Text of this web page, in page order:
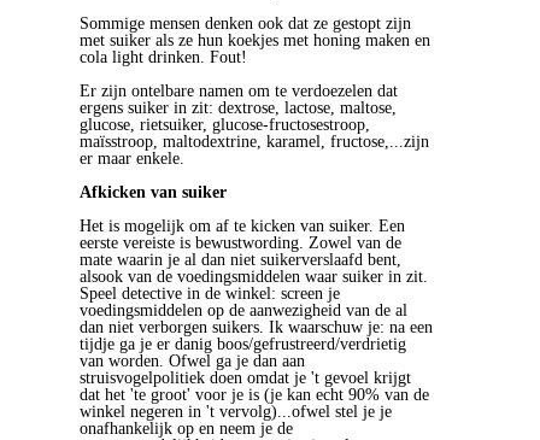
Sommige mensen denken ook dat ze gestopt zijn
met suiker als ze hun koekjes met honing maken en
cola light drinken. Fout!
Er zijn ontelbare namen om te verdoezelen dat
ergens suiker in zit: dextrose, lactose, maltose,
glucose, rietsuiker, glucose-fructosestroop,
maïsstroop, maltodextrine, karamel, fructose,...zijn
er maar enkele.
Afkicken van suiker
Het is mogelijk om af te kicken van suiker. Een
eerste vereiste is bewustwording. Zowel van de
mate waarin je al dan niet suikerverslaafd bent,
alsook van de voedingsmiddelen waar suiker in zit.
Speel detective in de winkel: screen je
voedingsmiddelen op de aanwezigheid van de al
dan niet verborgen suikers. Ik waarschuw je: na een
tijdje ga je er danig boos/gefrustreerd/verdrietig
van worden. Ofwel ga je dan aan
struisvogelpolitiek doen omdat je 't gevoel krijgt
dat het 'te groot' voor je is (je kan echt 90% van de
winkel negeren in 't vervolg)...ofwel stel je je
onafhankelijk op en neem je de